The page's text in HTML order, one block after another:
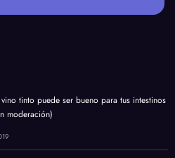
tinto puede ser bueno para tus intestinos
moderación)